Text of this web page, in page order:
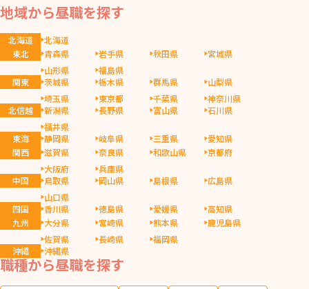
地域から昼職を探す
北海道
北海道
東北
青森県 岩手県 秋田県
宮城県
山形県
福島県
関東
茨城県 栃木県 群馬県
山梨県
埼玉県
東京都 千葉県
神奈川県
北信越
新潟県 長野県 富山県
石川県
福井県
東海
静岡県 岐阜県 三重県
愛知県
関西
滋賀県 奈良県 和歌山県
京都府
大阪府
兵庫県
中国
鳥取県 岡山県 島根県
広島県
山口県
四国
香川県 徳島県 愛媛県
高知県
九州
大分県 宮崎県 熊本県
鹿児島県
佐賀県
長崎県
福岡県
沖縄
沖縄県
職種から昼職を探す